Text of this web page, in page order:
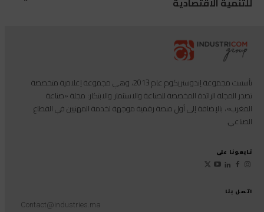
اتصل بنا
Contact@industries.ma
تأسست مجموعة إندوستريكوم عام 2013، وهي مجموعة إعلامية متخصصة
تصدر المجلة الرائدة المخصصة للصناعة والاستثمار والابتكار: مجلة «صناعة
المغرب»، بالإضافة إلى أول منصة رقمية موجهة لخدمة المهنيين في القطاع
الصناعي.
تابعونا على